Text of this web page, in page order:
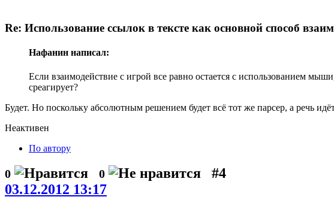
Re: Использование ссылок в тексте как основной способ
Нафанин написал:
Если взаимодействие с игрой все равно остается с использованием
среагирует?
Будет. Но поскольку абсолютным решением будет всё тот же парсер, а речь
Неактивен
По автору
0 0
#4
03.12.2012 13:17